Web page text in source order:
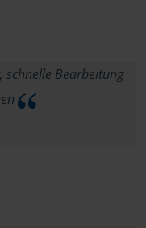
schnelle Bearbeitung